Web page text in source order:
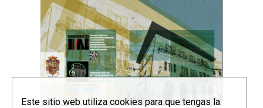
Este sitio web utiliza cookies para que tengas la